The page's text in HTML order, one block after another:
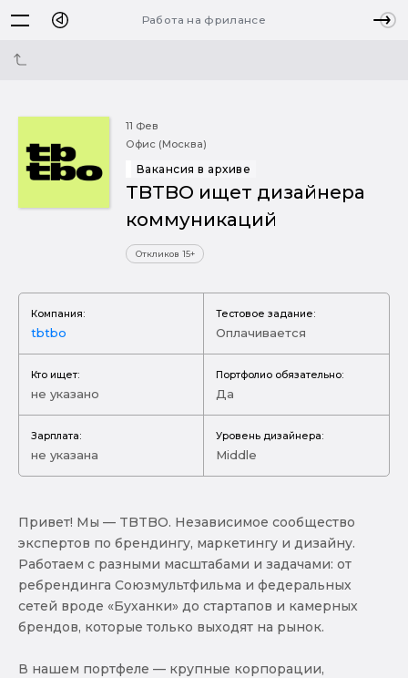
Работа на фрилансе
11 Фев
Офис (Москва)
Вакансия в архиве
TBTBO ищет дизайнера
коммуникаций
Откликов 15+
Компания:
tbtbo
Тестовое задание:
Оплачивается
Кто ищет:
не указано
Портфолио обязательно:
Да
Зарплата:
не указана
Уровень дизайнера:
Middle
Привет! Мы — TBTBO. Независимое сообщество
экспертов по брендингу, маркетингу и дизайну.
Работаем с разными масштабами и задачами: от
ребрендинга Союзмультфильма и федеральных
сетей вроде «Буханки» до стартапов и камерных
брендов, которые только выходят на рынок.
В нашем портфеле — крупные корпорации,